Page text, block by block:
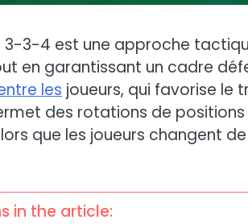
3-3-4 est une approche
en garantissant un cadre
les joueurs, qui favorise le
des rotations de
que les joueurs changent
in the article: